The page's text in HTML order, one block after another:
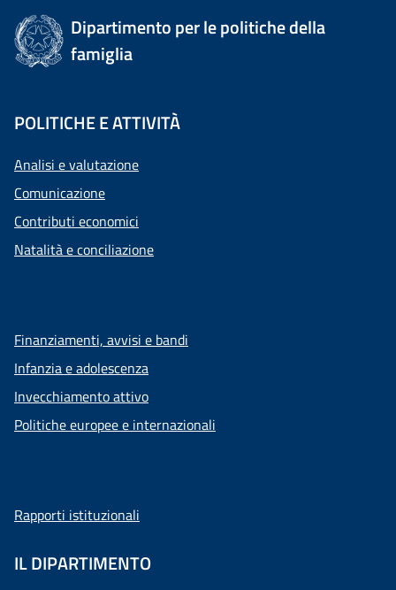
Dipartimento per le politiche della
famiglia
POLITICHE E ATTIVITÀ
Analisi e valutazione
Comunicazione
Contributi economici
Natalità e conciliazione
Finanziamenti, avvisi e bandi
Infanzia e adolescenza
Invecchiamento attivo
Politiche europee e internazionali
Rapporti istituzionali
IL DIPARTIMENTO